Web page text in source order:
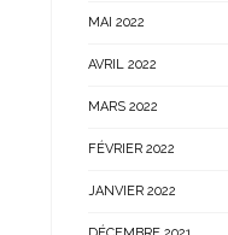
MAI 2022
AVRIL 2022
MARS 2022
FÉVRIER 2022
JANVIER 2022